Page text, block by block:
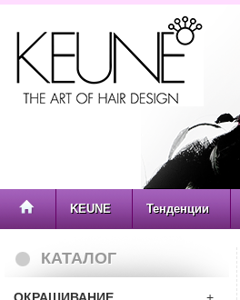
KEUNE Тенденции
КАТАЛОГ